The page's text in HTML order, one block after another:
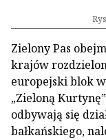
Zielony Pas
krajów
europejski blok
„Zieloną
odbywają się
bałkańskiego,